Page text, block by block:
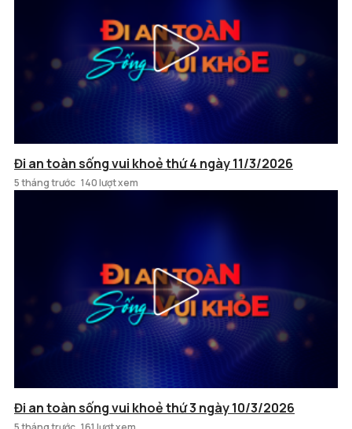
Đi an toàn sống vui khoẻ thứ 4 ngày 11/3/2026
5 tháng trước 140 lượt xem
Đi an toàn sống vui khoẻ thứ 3 ngày 10/3/2026